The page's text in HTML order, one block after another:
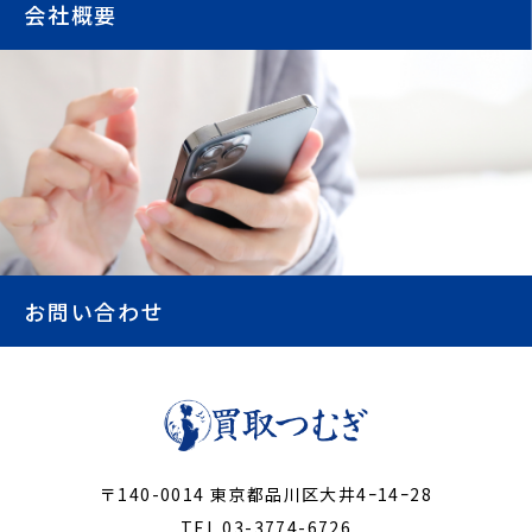
会社概要
お問い合わせ
〒140-0014 東京都品川区大井4ｰ14ｰ28
TEL 03-3774-6726